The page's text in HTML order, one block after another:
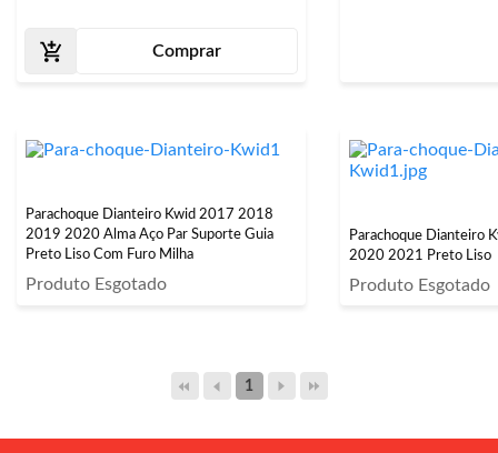
Comprar
Parachoque Dianteiro Kwid 2017 2018
2019 2020 Alma Aço Par Suporte Guia
Preto Liso Com Furo Milha
Produto Esgotado
Parachoque Dianteiro
2020 2021 Preto Liso
Produto Esgotado
1